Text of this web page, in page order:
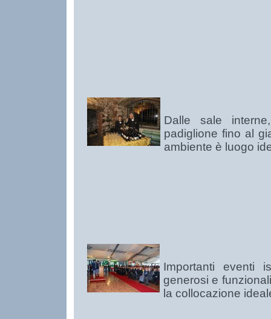
Dalle sale
padiglione fino al
ambiente è luogo
Importanti eventi
generosi e
la collocazione